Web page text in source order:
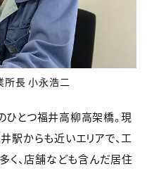
所長 小永浩二
とつ福井高柳高架橋。現
駅からも近いエリアで、工
く、店舗なども含んだ居住